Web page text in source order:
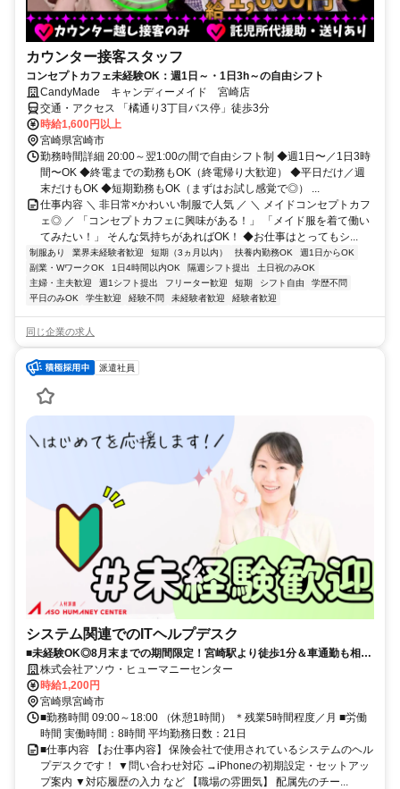
カウンター接客スタッフ
コンセプトカフェ未経験OK：週1日～・1日3h～の自由シフト
CandyMade キャンディーメイド 宮崎店
交通・アクセス 「橘通り3丁目バス停」徒歩3分
時給1,600円以上
宮崎県宮崎市
勤務時間詳細 20:00～翌1:00の間で自由シフト制 ◆週1日〜／1日3時
間〜OK ◆終電までの勤務もOK（終電帰り大歓迎） ◆平日だけ／週
末だけもOK ◆短期勤務もOK（まずはお試し感覚で◎） ...
仕事内容 ＼ 非日常×かわいい制服で人気 ／ ＼ メイドコンセプトカフ
ェ◎ ／ 「コンセプトカフェに興味がある！」 「メイド服を着て働い
てみたい！」 そんな気持ちがあればOK！ ◆お仕事はとってもシ...
制服あり 業界未経験者歓迎 短期（3ヵ月以内） 扶養内勤務OK
週1日からOK
副業・WワークOK
1日4時間以内OK 隔週シフト提出
土日祝のみOK
主婦・主夫歓迎
週1シフト提出 フリーター歓迎 短期 シフト自由
学歴不問
平日のみOK
学生歓迎 経験不問 未経験者歓迎 経験者歓迎
同じ企業の求人
派遣社員
システム関連でのITヘルプデスク
■未経験OK◎8月末までの期間限定！宮崎駅より徒歩1分＆車通勤も相談
可。かんたんヘルプデスクのお仕事■残業ほぼなし×土日祝休み！メリハ
リつけて短期間で稼げるおしごと■困ったらすぐにサポートしてもらえ
る安心環境が魅力♪マッサージチェア完備で快適に過ごせる職場です！
株式会社アソウ・ヒューマニーセンター
時給1,200円
宮崎県宮崎市
■勤務時間 09:00～18:00 （休憩1時間） ＊残業5時間程度／月 ■労働
時間 実働時間：8時間 平均勤務日数：21日
■仕事内容 【お仕事内容】 保険会社で使用されているシステムのヘル
プデスクです！ ▼問い合わせ対応 →iPhoneの初期設定・セットアッ
プ案内 ▼対応履歴の入力 など 【職場の雰囲気】 配属先のチー...